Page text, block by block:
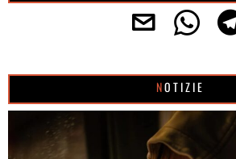
NOTIZIE